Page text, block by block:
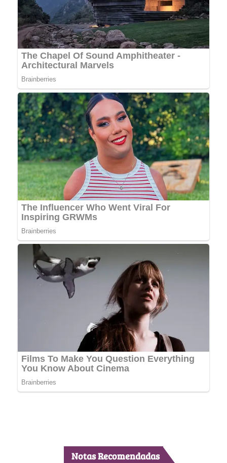
Notas Recomendadas